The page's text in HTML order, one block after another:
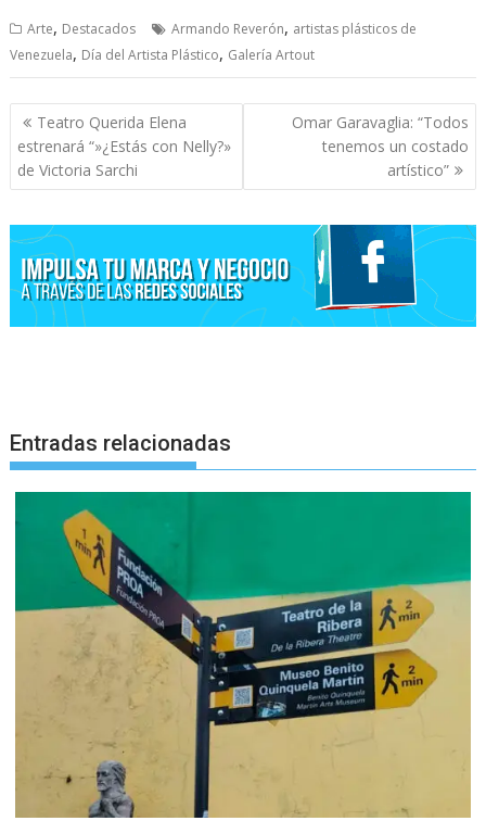
Arte, Destacados Armando Reverón, artistas plásticos de
Venezuela, Día del Artista Plástico, Galería Artout
Navegación
de
entradas
Teatro Querida Elena
estrenará “»¿Estás con Nelly?»
de Victoria Sarchi
Omar Garavaglia: “Todos
tenemos un costado
artístico”
Entradas relacionadas